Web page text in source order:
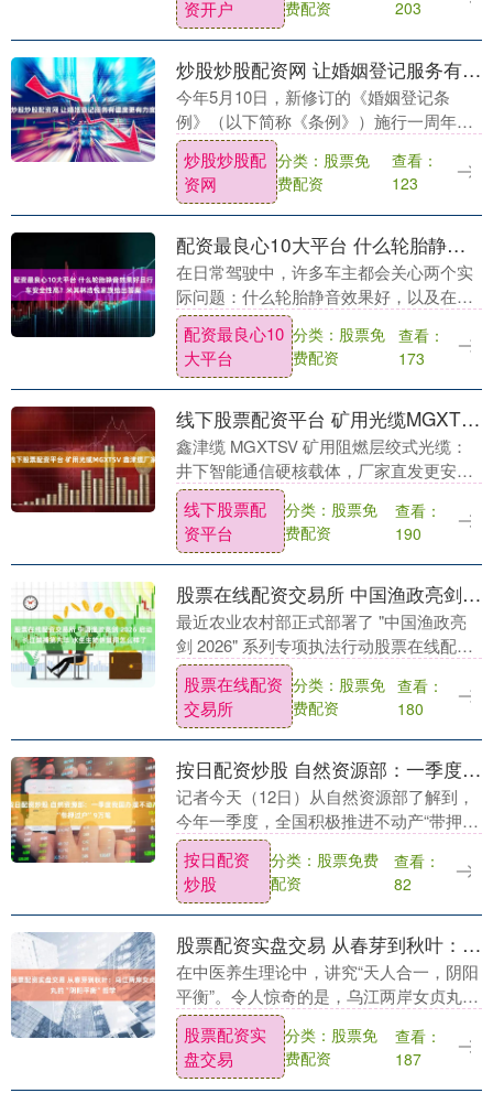
湖公园的一部....
资开户
费配资
203
炒股炒股配资网 让婚姻登记服务有温度更有力度
今年5月10日，新修订的《婚姻登记条
例》（以下简称《条例》）施行一周年。
一年来，婚姻登记“全国通办”落地实施，
新人无需再回户籍地办理结婚登记。截至
目前，各地共....
炒股炒股配
资网
分类：股票免
费配资
查看：
123
配资最良心10大平台 什么轮胎静音效果好且行车安全性高？米其林浩悦家族给出答案
在日常驾驶中，许多车主都会关心两个实
际问题：什么轮胎静音效果好，以及在湿
滑路面或长期磨损后什么轮胎行车安全性
高。这两个需求往往相互关联——一条真
正优秀的轮胎，应....
配资最良心10
大平台
分类：股票免
费配资
查看：
173
线下股票配资平台 矿用光缆MGXTSV 鑫津缆厂家
鑫津缆 MGXTSV 矿用阻燃层绞式光缆：
井下智能通信硬核载体，厂家直发更安全
在煤矿井下数百米深处，高瓦斯、强潮
湿、重粉尘、机械碾压与强电磁干扰并
存，普通光缆....
线下股票配
资平台
分类：股票免
费配资
查看：
190
股票在线配资交易所 中国渔政亮剑 2026 启动 长江禁捕第六年 水生生物恢复得怎么样了
最近农业农村部正式部署了 "中国渔政亮
剑 2026" 系列专项执法行动股票在线配资
交易所，其中长江禁捕依然是重中之重。
今年已经是长江十年禁渔的第六个年头
了，很多....
股票在线配资
交易所
分类：股票免
费配资
查看：
180
按日配资炒股 自然资源部：一季度我国办理不动产“带押过户”9万笔
记者今天（12日）从自然资源部了解到，
今年一季度，全国积极推进不动产“带押过
户”“交房即交证”等改革举措，2300多个区
县办理“带押过户”业务达9万笔。 不动产....
按日配资
炒股
分类：股票免费
配资
查看：
82
股票配资实盘交易 从春芽到秋叶：乌江两岸女贞丸的“阴阳平衡”哲学
在中医养生理论中，讲究“天人合一，阴阳
平衡”。令人惊奇的是，乌江两岸女贞丸的
原料搭配，本身就暗合了这一古老的哲学
智慧。 这款产品的原料构成非常简单，却
又极其讲究....
股票配资实
盘交易
分类：股票免
费配资
查看：
187